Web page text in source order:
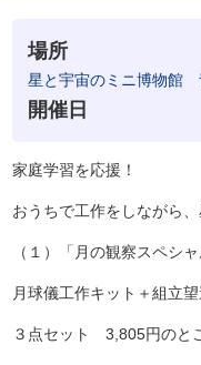
場所
星と宇宙のミニ博物館
開催日
家庭学習を応援！
おうちで工作をしながら
（１）「月の観察スペシャ
月球儀工作キット＋組立
３点セット 3,805円の